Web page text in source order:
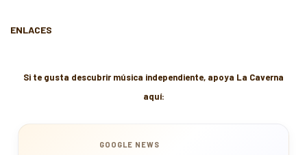
ENLACES
Si te gusta descubrir música independiente, apoya La Caverna
aquí:
GOOGLE NEWS